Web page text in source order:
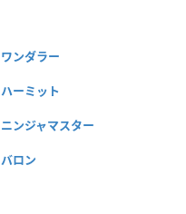
ワンダラー
ハーミット
ニンジャマスター
バロン